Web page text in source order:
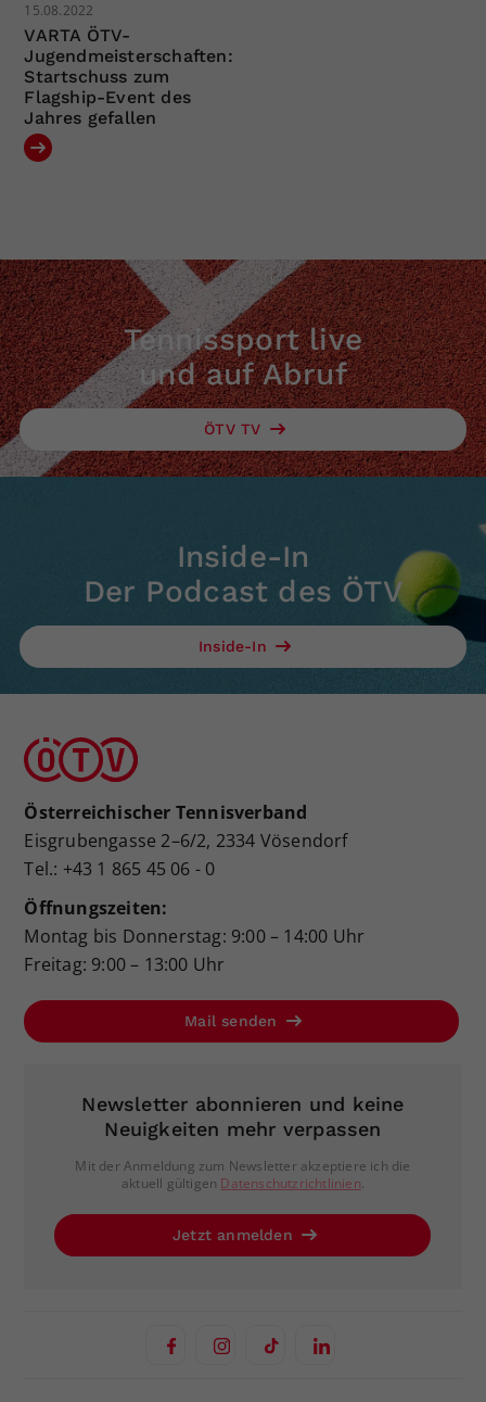
15.08.2022
VARTA ÖTV-
Jugendmeisterschaften:
Startschuss zum
Flagship-Event des
Jahres gefallen
Tennissport live
und auf Abruf
ÖTV TV
Inside-In
Der Podcast des ÖTV
Inside-In
Österreichischer Tennisverband
Eisgrubengasse 2–6/2, 2334 Vösendorf
Tel.: +43 1 865 45 06 - 0
Öffnungszeiten:
Montag bis Donnerstag: 9:00 – 14:00 Uhr
Freitag: 9:00 – 13:00 Uhr
Mail senden
Newsletter abonnieren und keine
Neuigkeiten mehr verpassen
Mit der Anmeldung zum Newsletter akzeptiere ich die
aktuell gültigen Datenschutzrichtlinien.
Jetzt anmelden